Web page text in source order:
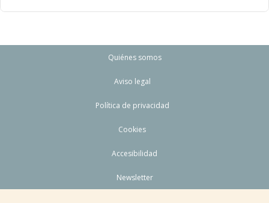
Quiénes somos
Aviso legal
Política de privacidad
Cookies
Accesibilidad
Newsletter